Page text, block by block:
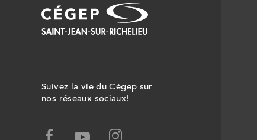
Suivez la vie du Cégep sur
nos réseaux sociaux!
facebook, instagram,